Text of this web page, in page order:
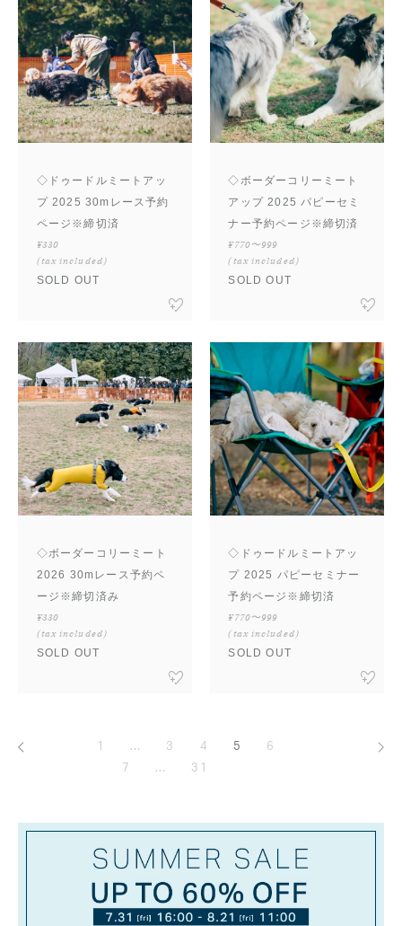
◇ドゥードルミートアッ
プ 2025 30mレース予約
ページ※締切済
¥330
(tax included)
SOLD OUT
◇ボーダーコリーミート
アップ 2025 パピーセミ
ナー予約ページ※締切済
¥770〜999
(tax included)
SOLD OUT
◇ボーダーコリーミート
2026 30mレース予約ペ
ージ※締切済み
¥330
(tax included)
SOLD OUT
◇ドゥードルミートアッ
プ 2025 パピーセミナー
予約ページ※締切済
¥770〜999
(tax included)
SOLD OUT
1 … 3 4 5
6
7
… 31